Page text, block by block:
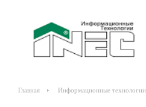
Главная Информационные технологии